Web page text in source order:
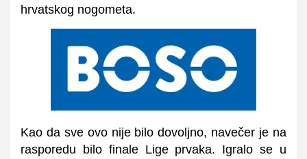
hrvatskog nogometa.
Kao da sve ovo nije bilo dovoljno, navečer je na
rasporedu bilo finale Lige prvaka. Igralo se u